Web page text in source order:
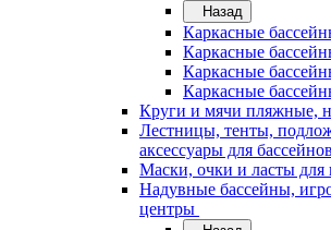
Назад
Каркасные
Каркасные
Каркасные
Каркасные
Круги и мячи пляжные,
Лестницы, тенты,
аксессуары для бассейнов
Маски, очки и ласты для
Надувные бассейны,
центры